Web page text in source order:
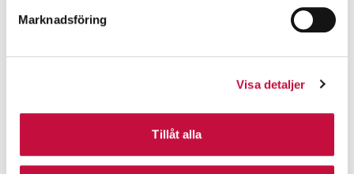
Marknadsföring
Visa detaljer
Tillåt alla